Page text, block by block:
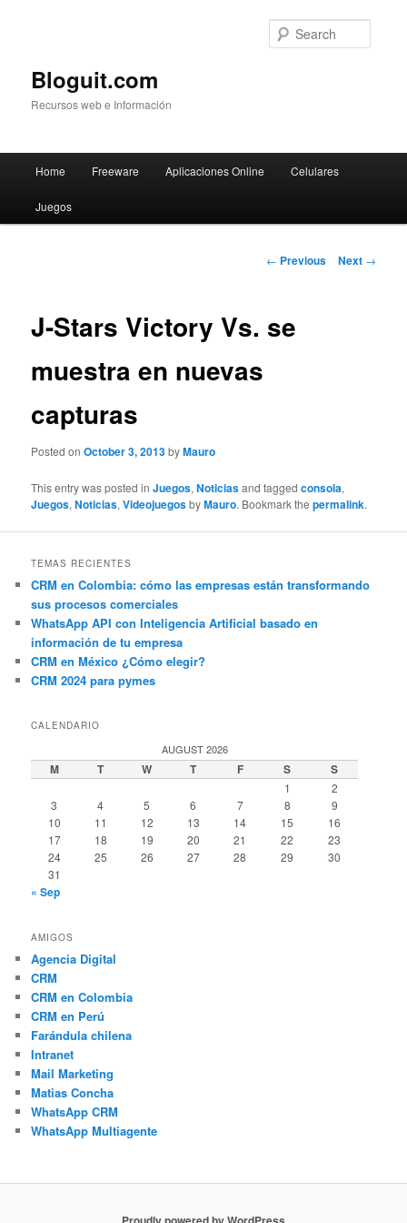
Bloguit.com
Recursos web e Información
Skip
to
Home Freeware Aplicaciones Online Celulares
Juegos
Post
← Previous Next →
J-Stars Victory Vs. se
muestra en nuevas
capturas
Posted onOctober 3, 2013byMauro
This entry was posted inJuegos,Noticiasand taggedconsola,
Juegos,Noticias,VideojuegosbyMauro. Bookmark thepermalink.
TEMAS RECIENTES
CRM en Colombia: cómo las empresas están transformando
sus procesos comerciales
WhatsApp API con Inteligencia Artificial basado en
información de tu empresa
CRM en México ¿Cómo elegir?
CRM 2024 para pymes
CALENDARIO
AUGUST 2026
M T W T F S S
1
2
3
4 5 6 7 8
9
10
11 12 13 14 15
16
17
18 19 20 21 22
23
24
25 26 27 28 29
30
31
« Sep
AMIGOS
Agencia Digital
CRM
CRM en Colombia
CRM en Perú
Farándula chilena
Intranet
Mail Marketing
Matias Concha
WhatsApp CRM
WhatsApp Multiagente